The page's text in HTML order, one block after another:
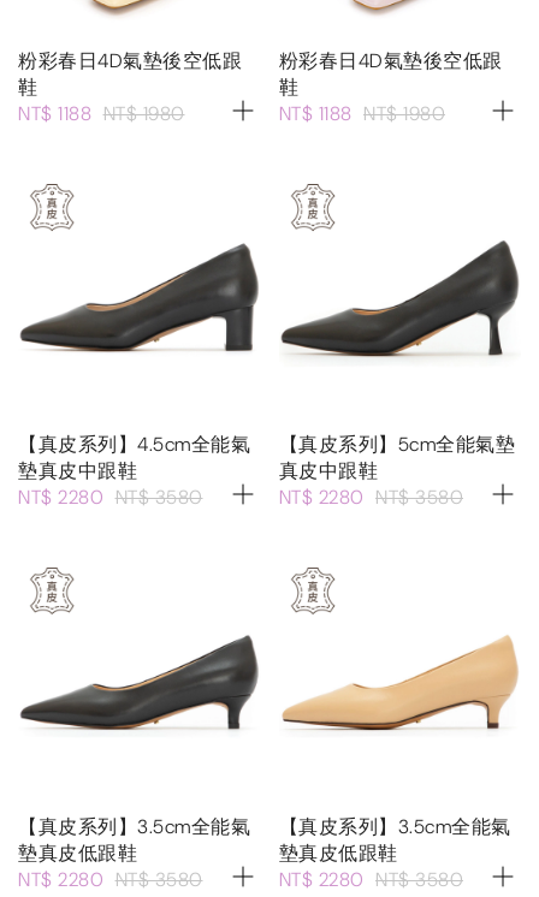
粉彩春日4D氣墊後空低跟
鞋
NT$ 1188 NT$ 1980
粉彩春日4D氣墊後空低跟
鞋
NT$ 1188 NT$ 1980
【真皮系列】4.5cm全能氣
墊真皮中跟鞋
NT$ 2280 NT$ 3580
【真皮系列】5cm全能氣墊
真皮中跟鞋
NT$ 2280 NT$ 3580
【真皮系列】3.5cm全能氣
墊真皮低跟鞋
NT$ 2280 NT$ 3580
【真皮系列】3.5cm全能氣
墊真皮低跟鞋
NT$ 2280 NT$ 3580